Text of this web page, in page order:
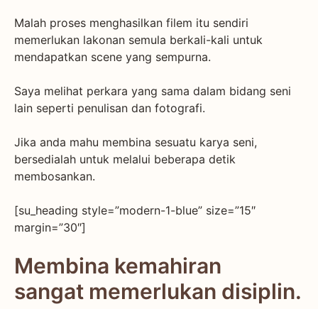
Malah proses menghasilkan filem itu sendiri
memerlukan lakonan semula berkali-kali untuk
mendapatkan scene yang sempurna.
Saya melihat perkara yang sama dalam bidang seni
lain seperti penulisan dan fotografi.
Jika anda mahu membina sesuatu karya seni,
bersedialah untuk melalui beberapa detik
membosankan.
[su_heading style=”modern-1-blue” size=”15″
margin=”30″]
Membina kemahiran
sangat memerlukan disiplin.